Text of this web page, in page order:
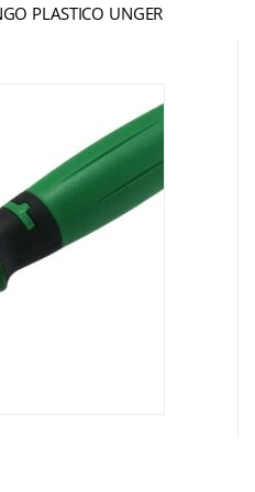
PLASTICO UNGER